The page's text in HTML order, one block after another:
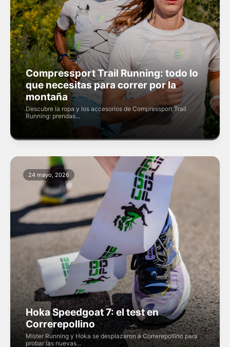
Compressport Trail Running: todo lo
que necesitas para correr por la
montaña
Descubre la ropa y los accesorios de Compressport Trail
Running: prendas...
Hoka Speedgoat 7: el test en
Correrepollino
Mister Running y Hoka se desplazaron a Correrepollino para
probar las nuevas...
24 mayo, 2026